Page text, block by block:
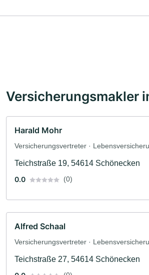
Versicherungsmakler
Harald Mohr
Versicherungsvertreter ·
Teichstraße 19, 54614 Schönecken
0.0
(0)
Alfred Schaal
Versicherungsvertreter ·
Teichstraße 27, 54614 Schönecken